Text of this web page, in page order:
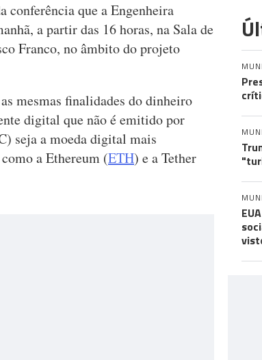
conferência que a Engenheira
a partir das 16 horas, na Sala de
Franco, no âmbito do projeto
mesmas finalidades do dinheiro
digital que não é emitido por
seja a moeda digital mais
a Ethereum (ETH) e a Tether